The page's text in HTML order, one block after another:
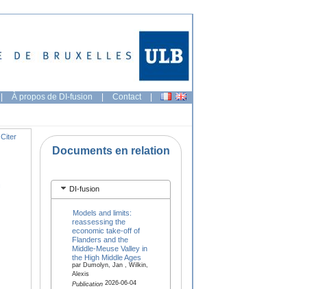
| À propos de DI-fusion | Contact |
Citer
Documents en relation
DI-fusion
Models and limits:
reassessing the
economic take-off of
Flanders and the
Middle-Meuse Valley in
the High Middle Ages
par Dumolyn, Jan , Wilkin,
Alexis
Publication2026-06-04